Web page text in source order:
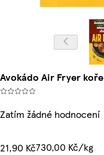
Avokádo Air Fryer
Zatím žádné hodnocení
21,90 Kč730,00 Kč/kg